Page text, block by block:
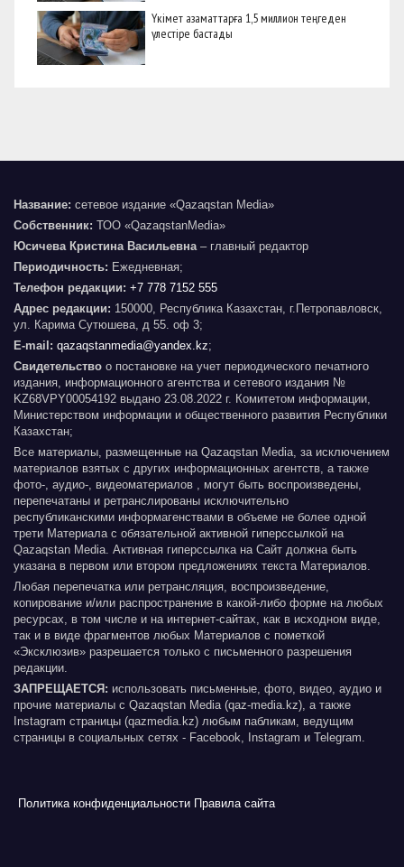
Үкімет азаматтарға 1,5 миллион теңгеден
үлестіре бастады
Название: сетевое издание «Qazaqstan Media»
Собственник: ТОО «QazaqstanMedia»
Юсичева Кристина Васильевна – главный редактор
Периодичность: Ежедневная;
Телефон редакции: +7 778 7152 555
Адрес редакции: 150000, Республика Казахстан, г.Петропавловск,
ул. Карима Сутюшева, д 55. оф 3;
E-mail: qazaqstanmedia@yandex.kz;
Свидетельство о постановке на учет периодического печатного
издания, информационного агентства и сетевого издания №
KZ68VPY00054192 выдано 23.08.2022 г. Комитетом информации,
Министерством информации и общественного развития Республики
Казахстан;
Все материалы, размещенные на Qazaqstan Media, за исключением
материалов взятых с других информационных агентств, а также
фото-, аудио-, видеоматериалов , могут быть воспроизведены,
перепечатаны и ретранслированы исключительно
республиканскими информагенствами в объеме не более одной
трети Материала с обязательной активной гиперссылкой на
Qazaqstan Media. Активная гиперссылка на Сайт должна быть
указана в первом или втором предложениях текста Материалов.
Любая перепечатка или ретрансляция, воспроизведение,
копирование и/или распространение в какой-либо форме на любых
ресурсах, в том числе и на интернет-сайтах, как в исходном виде,
так и в виде фрагментов любых Материалов с пометкой
«Эксклюзив» разрешается только с письменного разрешения
редакции.
ЗАПРЕЩАЕТСЯ: использовать письменные, фото, видео, аудио и
прочие материалы с Qazaqstan Media (qaz-media.kz), а также
Instagram страницы (qazmedia.kz) любым пабликам, ведущим
страницы в социальных сетях - Facebook, Instagram и Telegram.
Политика конфиденциальности Правила сайта